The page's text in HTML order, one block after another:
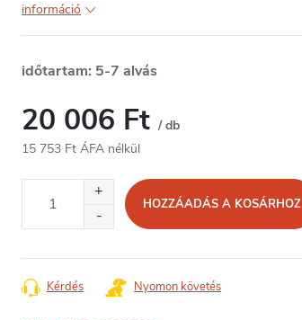
információ
időtartam: 5-7 alvás
20 006 Ft / db
15 753 Ft ÁFA nélkül
HOZZÁADÁS A KOSÁRHOZ
Kérdés Nyomon követés